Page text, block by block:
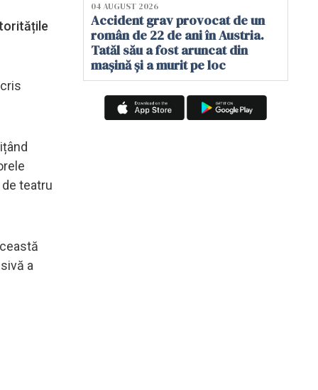
teatru
a
04 AUGUST 2026
Accident grav provocat de un
român de 22 de ani în Austria.
Tatăl său a fost aruncat din
mașină și a murit pe loc